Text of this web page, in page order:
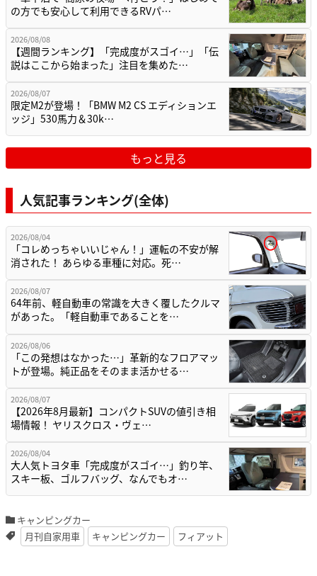
の方でも安心して利用できるRVパ…
2026/08/08
【週間ランキング】「完成度がスゴイ…」「伝
説はここから始まった」注目を集めた…
2026/08/07
限定M2が登場！「BMW M2 CS エディションエ
ッジ」530馬力＆30k…
もっと見る
人気記事ランキング(全体)
2026/08/04
「コレめっちゃいいじゃん！」運転の不安が解
消された！ あらゆる車種に対応。死…
2026/08/07
64年前、軽自動車の常識を大きく覆したクルマ
があった。「軽自動車であることを…
2026/08/06
「この発想はなかった…」革新的なフロアマッ
トが登場。純正品をそのまま活かせる…
2026/08/07
【2026年8月最新】コンパクトSUVの値引き相
場情報！ ヤリスクロス・ヴェ…
2026/08/04
大人気トヨタ車「完成度がスゴイ…」釣り竿、
スキー板、ゴルフバッグ、なんでもオ…
キャンピングカー
月刊自家用車
キャンピングカー フィアット